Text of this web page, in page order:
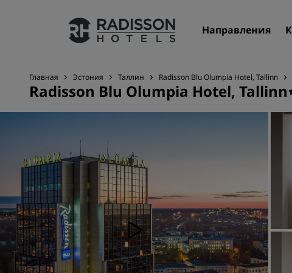
Направления
Наши бренды
Главная Эстония Таллин Radisson Blu Olumpia Hotel, Tallinn
Radisson Blu Olumpia Hotel, Tallinn